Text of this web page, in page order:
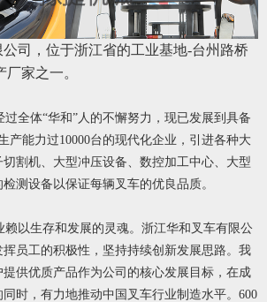
司，位于浙江省的工业基地-台州路桥
家之一。
全体“华和”人的不懈努力，现已发展到具备
产能力过10000台的现代化企业，引进各种大
割机、大型冲压设备、数控加工中心、大型
测设备以保证每辆叉车的优良品质。
以生存和发展的灵魂。浙江华和叉车有限公
员工的积极性，坚持持续创新发展思路。我
供优质产品作为公司的核心发展目标，在成
时，有力地推动中国叉车行业制造水平。600